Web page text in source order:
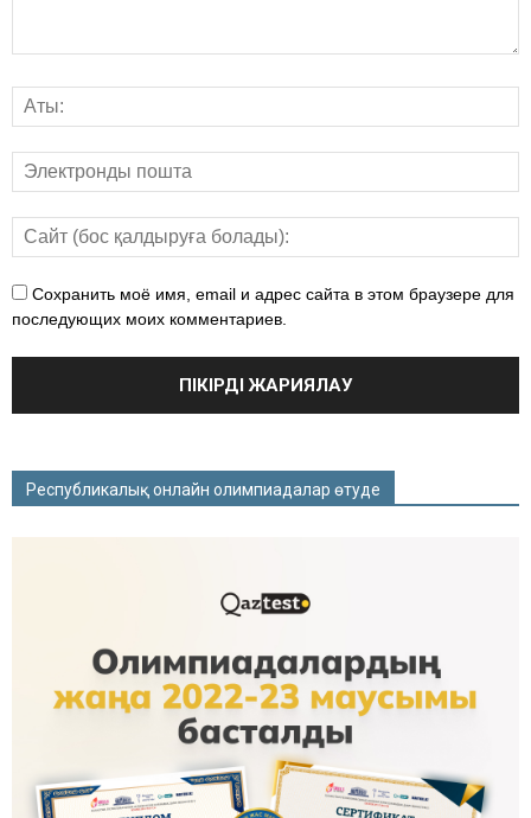
Сохранить моё имя, email и адрес сайта в этом браузере для
последующих моих комментариев.
Республикалық онлайн олимпиадалар өтуде